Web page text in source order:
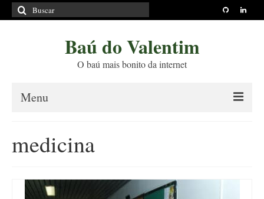
Buscar
por:
Baú do Valentim
O baú mais bonito da internet
Menu
Princípios Editoriais
Políticas e Termos
medicina